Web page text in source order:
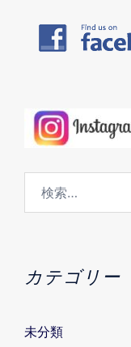
カテゴリー
未分類